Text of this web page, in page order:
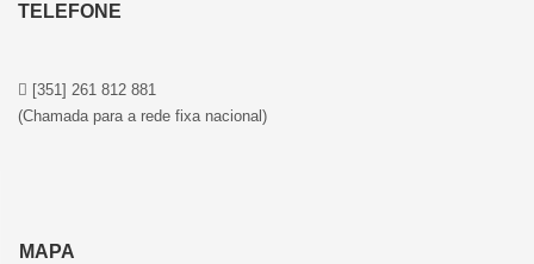
TELEFONE
[351] 261 812 881
(Chamada para a rede fixa nacional)
MAPA